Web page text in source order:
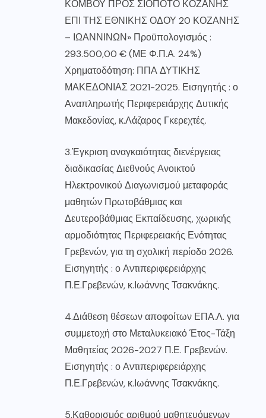
ΚΟΜΒΟΥ ΠΡΟΣ ΣΙΟΠΟΤΟ ΚΟΖΑΝΗΣ
ΕΠΙ ΤΗΣ ΕΘΝΙΚΗΣ ΟΔΟΥ 20 ΚΟΖΑΝΗΣ
– ΙΩΑΝΝΙΝΩΝ» Προϋπολογισμός :
293.500,00 € (ΜΕ Φ.Π.Α. 24%)
Χρηματοδότηση: ΠΠΑ ΔΥΤΙΚΗΣ
ΜΑΚΕΔΟΝΙΑΣ 2021-2025. Εισηγητής : ο
Αναπληρωτής Περιφερειάρχης Δυτικής
Μακεδονίας, κ.Λάζαρος Γκερεχτές.
3.Έγκριση αναγκαιότητας διενέργειας
διαδικασίας Διεθνούς Ανοικτού
Ηλεκτρονικού Διαγωνισμού μεταφοράς
μαθητών Πρωτοβάθμιας και
Δευτεροβάθμιας Εκπαίδευσης, χωρικής
αρμοδιότητας Περιφερειακής Ενότητας
Γρεβενών, για τη σχολική περίοδο 2026.
Εισηγητής : ο Αντιπεριφερειάρχης
Π.Ε.Γρεβενών, κ.Ιωάννης Τσακνάκης.
4.Διάθεση θέσεων αποφοίτων ΕΠΑ.Λ. για
συμμετοχή στο Μεταλυκειακό Έτος-Τάξη
Μαθητείας 2026-2027 Π.Ε. Γρεβενών.
Εισηγητής : ο Αντιπεριφερειάρχης
Π.Ε.Γρεβενών, κ.Ιωάννης Τσακνάκης.
5.Καθορισμός αριθμού μαθητευόμενων